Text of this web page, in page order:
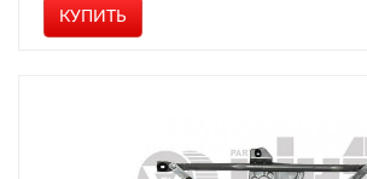
КУПИТЬ